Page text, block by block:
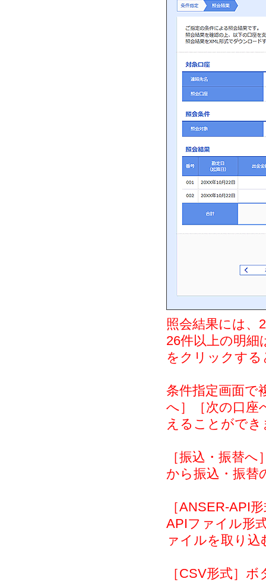
照会結果には、
26件以上の明細
をクリックす
条件指定画面で
へ］［次の口座
えることができ
［振込・振替
から振込・振替
［ANSER-API
APIファイル形
ァイルを取り
［CSV形式］